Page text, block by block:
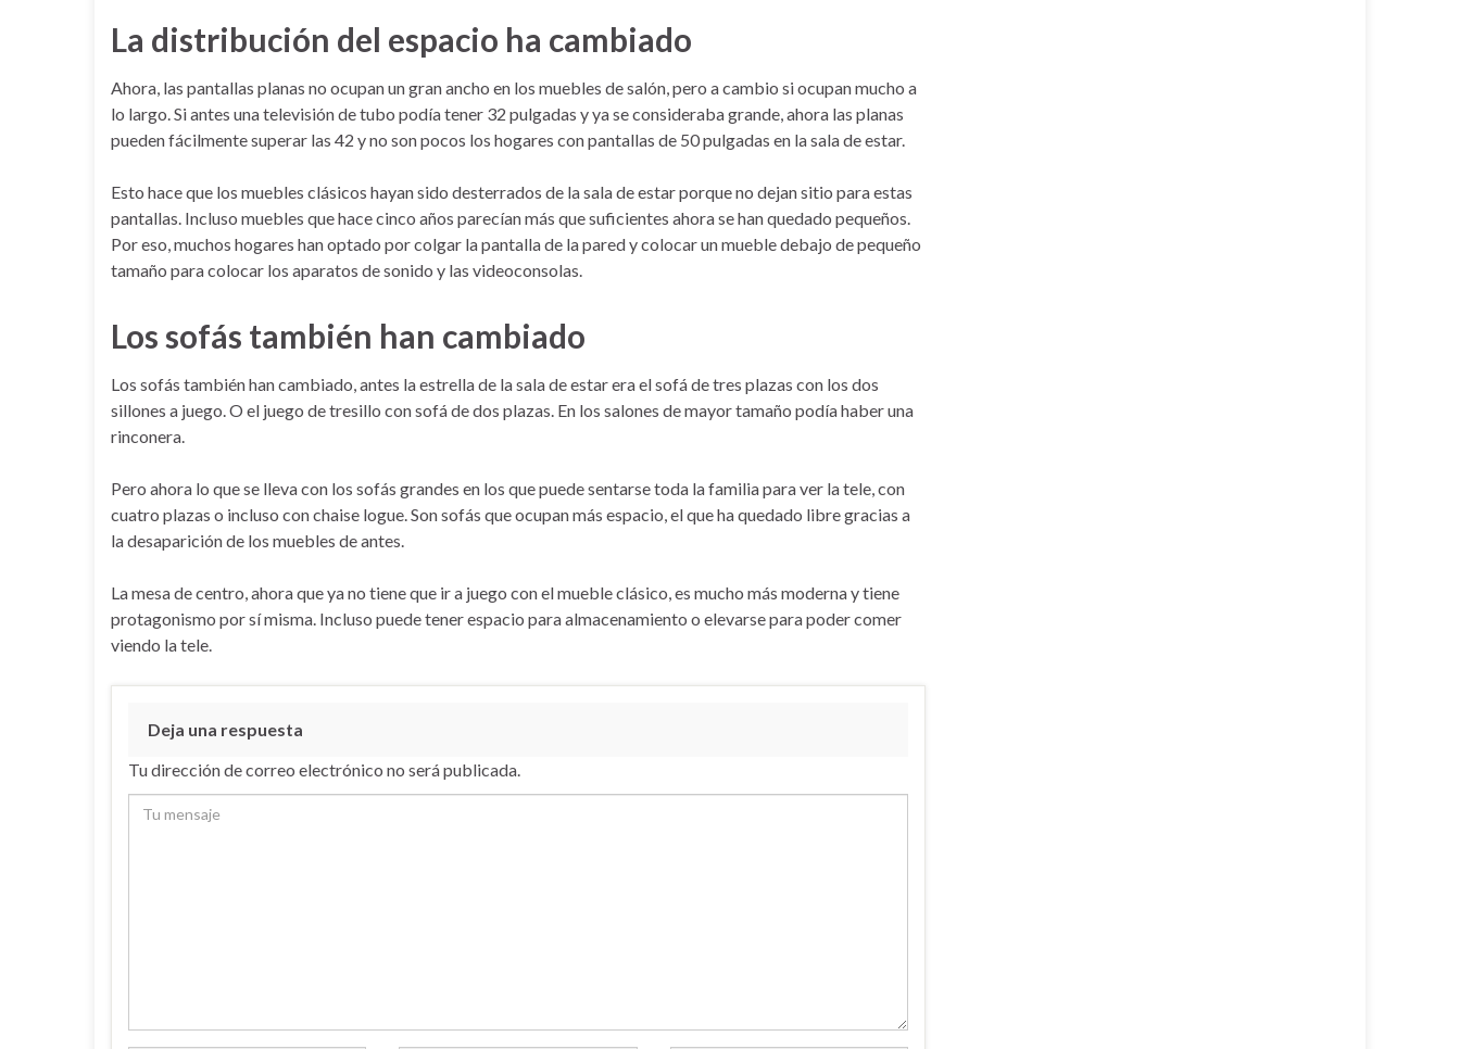
La distribución del espacio ha cambiado
Ahora, las pantallas planas no ocupan un gran ancho en los muebles de salón, pero a cambio si ocupan mucho a
lo largo. Si antes una televisión de tubo podía tener 32 pulgadas y ya se consideraba grande, ahora las planas
pueden fácilmente superar las 42 y no son pocos los hogares con pantallas de 50 pulgadas en la sala de estar.
Esto hace que los muebles clásicos hayan sido desterrados de la sala de estar porque no dejan sitio para estas
pantallas. Incluso muebles que hace cinco años parecían más que suficientes ahora se han quedado pequeños.
Por eso, muchos hogares han optado por colgar la pantalla de la pared y colocar un mueble debajo de pequeño
tamaño para colocar los aparatos de sonido y las videoconsolas.
Los sofás también han cambiado
Los sofás también han cambiado, antes la estrella de la sala de estar era el sofá de tres plazas con los dos
sillones a juego. O el juego de tresillo con sofá de dos plazas. En los salones de mayor tamaño podía haber una
rinconera.
Pero ahora lo que se lleva con los sofás grandes en los que puede sentarse toda la familia para ver la tele, con
cuatro plazas o incluso con chaise logue. Son sofás que ocupan más espacio, el que ha quedado libre gracias a
la desaparición de los muebles de antes.
La mesa de centro, ahora que ya no tiene que ir a juego con el mueble clásico, es mucho más moderna y tiene
protagonismo por sí misma. Incluso puede tener espacio para almacenamiento o elevarse para poder comer
viendo la tele.
Deja una respuesta
Tu dirección de correo electrónico no será publicada.